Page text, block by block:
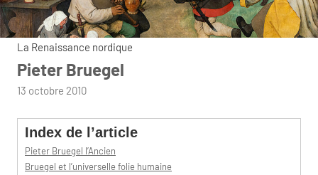
La Renaissance nordique
Pieter Bruegel
par
13 octobre 2010
Index de l’article
Pieter Bruegel l’Ancien
Bruegel et l’universelle folie humaine